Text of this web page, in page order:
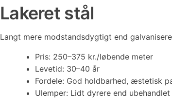
Lakeret stål
Langt mere modstandsdygtigt end
Pris: 250–375 kr./løbende meter
Levetid: 30–40 år
Fordele: God holdbarhed, æstetisk
Ulemper: Lidt dyrere end ubehandlet